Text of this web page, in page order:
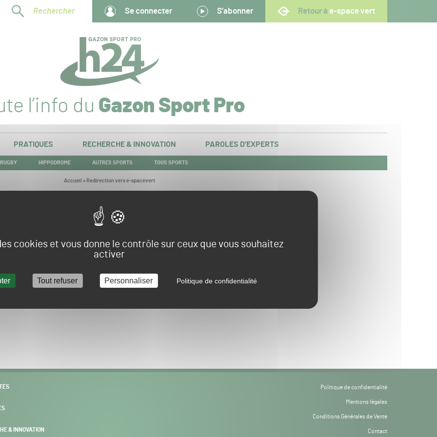
cookies et vous donne le contrôle sur ceux que vous souhaitez
activer
Tout refuser Personnaliser Politique de confidentialité
Rechercher Se connecter S’abonner Retour à e-space vert
l’info du Gazon Sport Pro
PRATIQUES RECHERCHE & INNOVATION PAROLES D’EXPERTS
RUGBY HIPPODROME AUTRES SPORTS TOUS SPORTS
Vous
Accueil > Redirection vers e-spacevert
Redirection vers e-spacevert
POURSUIVRE VERS E-SPACEVERT BY SALONVERT
& INNOVATION
Politique de confidentialité
Mentions légales
Conditions Générales de Vente
Contact